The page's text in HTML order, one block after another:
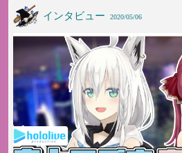
インタビュー 2020/05/06